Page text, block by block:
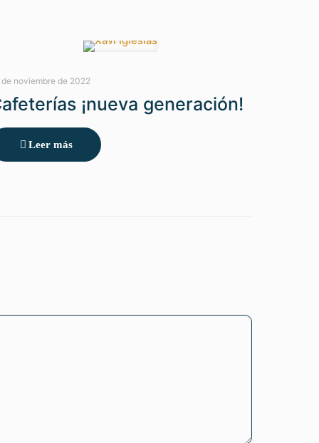
de noviembre de 2022
¡nueva generación!
Leer más